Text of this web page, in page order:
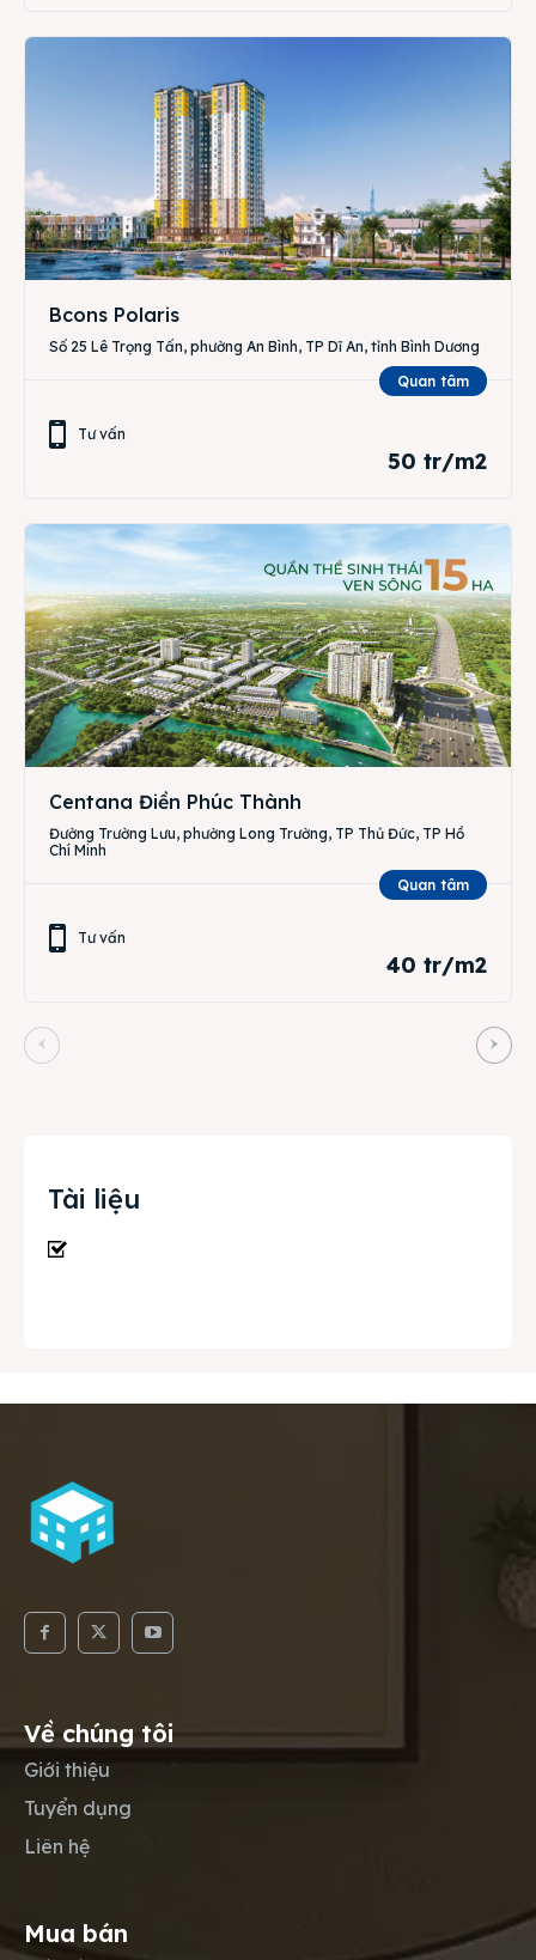
Bcons Polaris
Số 25 Lê Trọng Tấn, phường An Bình, TP Dĩ An, tỉnh Bình Dương
Quan tâm
Tư vấn
50 tr/m2
Centana Điền Phúc Thành
Đường Trường Lưu, phường Long Trường, TP Thủ Đức, TP Hồ
Chí Minh
Quan tâm
Tư vấn
40 tr/m2
Tài liệu
Về chúng tôi
Giới thiệu
Tuyển dụng
Liên hệ
Mua bán